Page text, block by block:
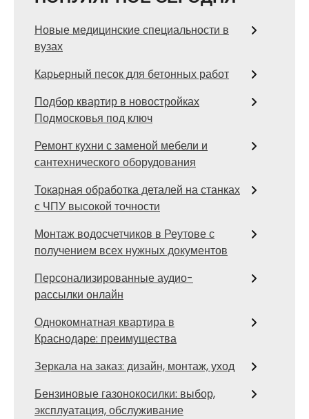
Новые медицинские специальности в
вузах
Карьерный песок для бетонных работ
Подбор квартир в новостройках
Подмосковья под ключ
Ремонт кухни с заменой мебели и
сантехнического оборудования
Токарная обработка деталей на станках
с ЧПУ высокой точности
Монтаж водосчетчиков в Реутове с
получением всех нужных документов
Персонализированные аудио-
рассылки онлайн
Однокомнатная квартира в
Краснодаре: преимущества
Зеркала на заказ: дизайн, монтаж, уход
Бензиновые газонокосилки: выбор,
эксплуатация, обслуживание